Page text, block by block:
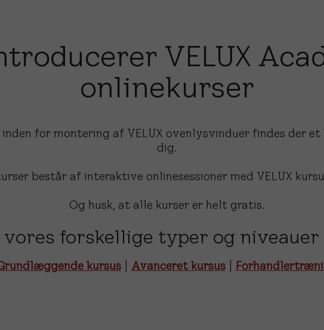
VELUX
onlinekurser
for montering af VELUX ovenlysvinduer findes der et
dig.
består af interaktive onlinesessioner med VELUX
Og husk, at alle kurser er helt gratis.
vores forskellige typer og
kursus| Avanceret kursus